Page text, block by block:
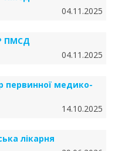
04.11.2025
ПМСД
04.11.2025
первинної медико-
14.10.2025
лікарня